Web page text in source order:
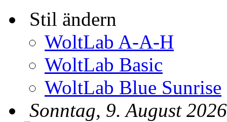
Stil ändern
WoltLab A-A-H
WoltLab Basic
WoltLab Blue Sunrise
Sonntag, 9. August